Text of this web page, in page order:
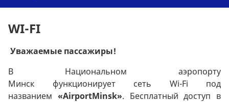
WI-FI
Уважаемые пассажиры!
В Национальном аэропорту
Минск функционирует сеть Wi-Fi под
названием «АirportMinsk». Бесплатный доступ в